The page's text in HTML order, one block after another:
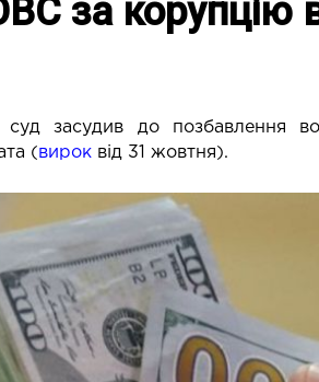
за корупцію
засудив до позбавлення
(вирок від 31 жовтня).